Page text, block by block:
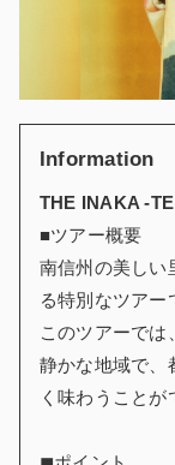
Information
THE INAKA -
■ツアー概要
南信州の美しい
る特別なツアー
このツアーでは
静かな地域で、
く味わうことが